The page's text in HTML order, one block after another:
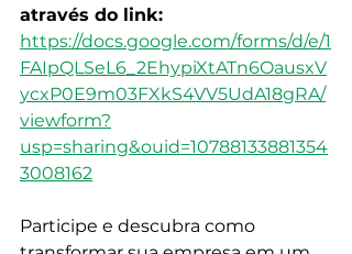
através do link:
https://docs.google.com/forms/d/e/1
FAIpQLSeL6_2EhypiXtATn6OausxV
ycxP0E9m03FXkS4VV5UdA18gRA/
viewform?
usp=sharing&ouid=10788133881354
3008162
Participe e descubra como